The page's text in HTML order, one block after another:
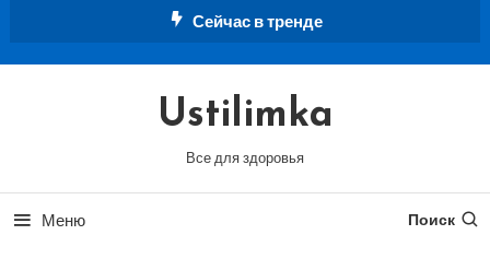
Сейчас в тренде
Ustilimka
Все для здоровья
Меню Поиск